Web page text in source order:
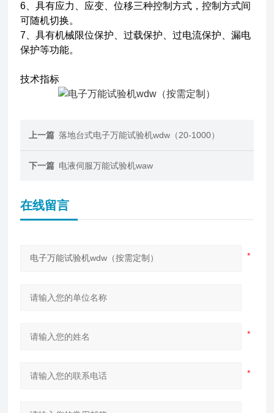
6、具有应力、应变、位移三种控制方式，控制方式间
可随机切换。
7、具有机械限位保护、过载保护、过电流保护、漏电
保护等功能。
技术指标
上一篇 落地台式电子万能试验机wdw（20-1000）
下一篇 电液伺服万能试验机waw
在线留言